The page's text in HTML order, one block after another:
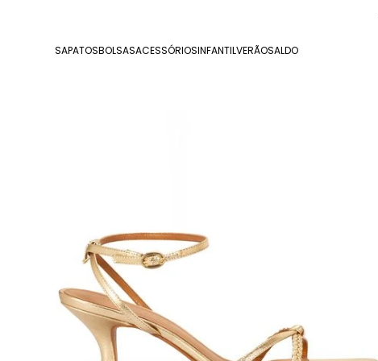
SAPATOSBOLSASACESSÓRIOSINFANTILVERÃOSALDO